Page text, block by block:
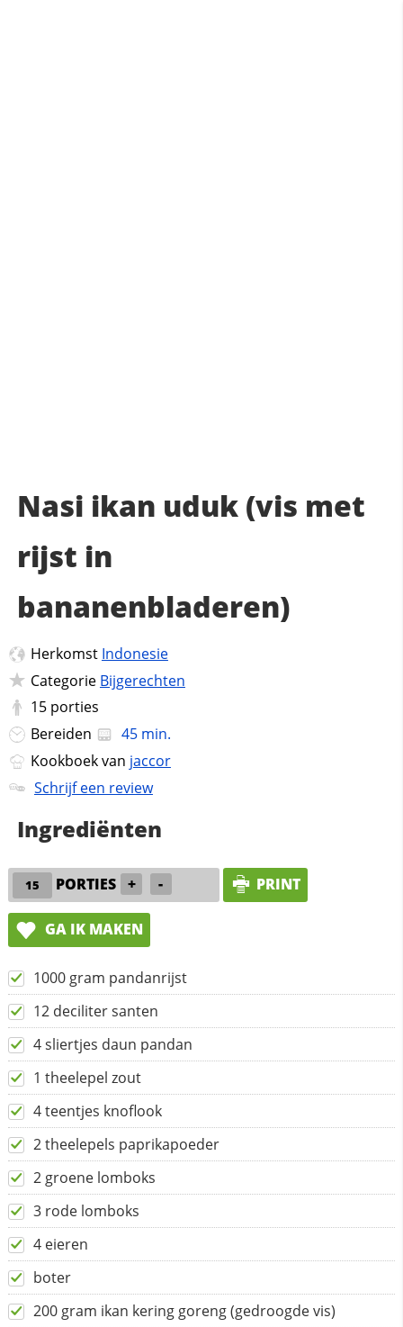
Nasi ikan uduk (vis met
rijst in
bananenbladeren)
Herkomst Indonesie
Categorie Bijgerechten
15 porties
Bereiden
45 min.
Kookboek van jaccor
Schrijf een review
Ingrediënten
PORTIES + - PRINT
GA IK MAKEN
1000 gram pandanrijst
12 deciliter santen
4 sliertjes daun pandan
1 theelepel zout
4 teentjes knoflook
2 theelepels paprikapoeder
2 groene lomboks
3 rode lomboks
4 eieren
boter
200 gram ikan kering goreng (gedroogde vis)